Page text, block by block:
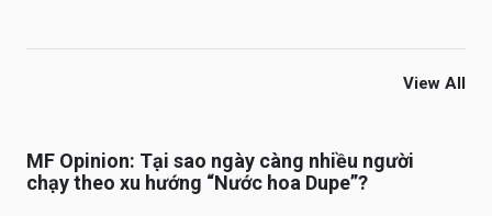
View All
MF Opinion: Tại sao ngày càng nhiều người
chạy theo xu hướng “Nước hoa Dupe”?